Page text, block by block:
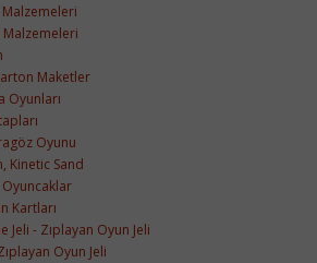
Malzemeleri
Maketler
Oyunları
Oyunu
Kinetic Sand
Kartları
Jeli - Zıplayan Oyun Jeli
Oyun Jeli